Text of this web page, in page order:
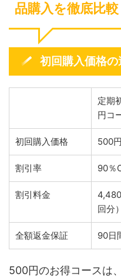
品購入を徹底比較
初回購入価格の
定期
円コ
初回購入価格 500
割引率 90％
割引料金
回分）
全額返金保証 90日
500円のお得コースは、